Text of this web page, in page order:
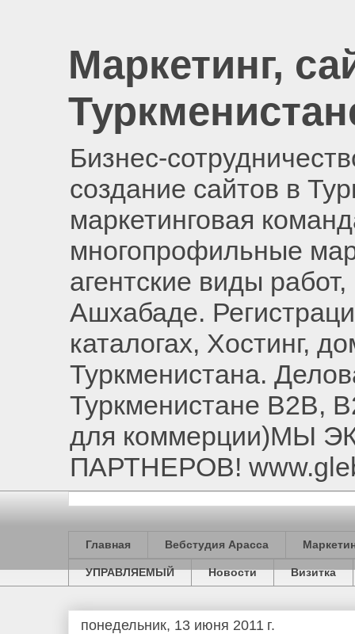
Маркетинг,
Бизнес-
создание сайтов в
маркетинговая
многопрофильные
агентские виды
Ашхабаде.
каталогах, Хостинг,
Туркменистана.
Туркменистане B2B,
для коммерции)МЫ
ПАРТНЕРОВ!
Главная Вебстудия Арасса
УПРАВЛЯЕМЫЙ Новости Визитка
понедельник, 13 июня 2011 г.